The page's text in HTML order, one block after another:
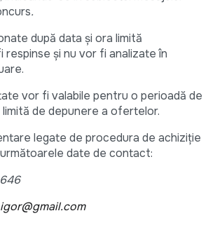
.
după data și ora limită
și nu vor fi analizate în
vor fi valabile pentru o perioadă de
de depunere a ofertelor.
legate de procedura de achiziție
date de contact: